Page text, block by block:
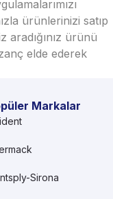
ürünlerinizi satıp
aradığınız ürünü
elde ederek
Markalar
Sirona